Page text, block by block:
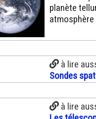
planète
à lire
Sondes
à lire